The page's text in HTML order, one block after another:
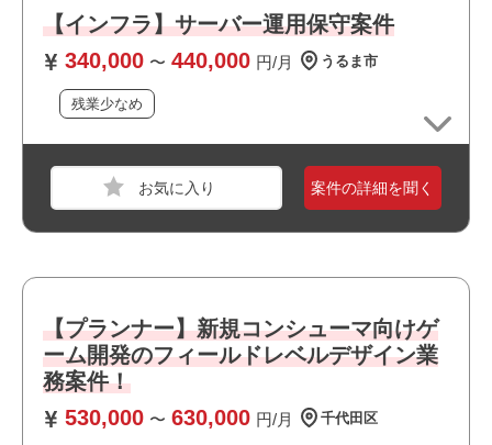
【インフラ】サーバー運用保守案件
340,000 〜 440,000 円/月 うるま市
残業少なめ
案件の詳細を聞く
【プランナー】新規コンシューマ向けゲ
ーム開発のフィールドレベルデザイン業
務案件！
530,000 〜 630,000 円/月 千代田区
必須スキル
・オープンワールドレベル上の上物コンテンツのレベルデ
ザイン経験
・UnrealEngine4/5での開発経験
・BPを使ったギミック等々のモック制作
おすすめポイント
・複数路線が利用できアクセス良好です
・オフィスは綺麗で快適な環境です
・周辺に飲食店や商業施設が多くランチにも便利です
・新規開発に携われます
職種
【ゲーム】プランナー